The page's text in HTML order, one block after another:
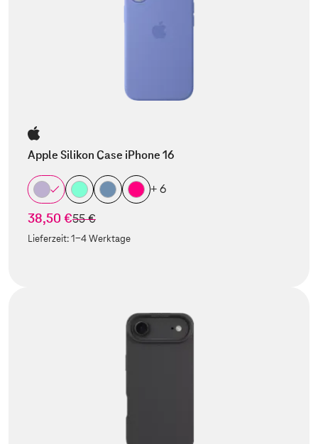
Apple Silikon Case iPhone 16
+ 6
38,50 €statt
55 €
Lieferzeit:1-4 Werktage